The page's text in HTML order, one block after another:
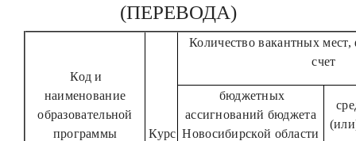
(ПЕРЕВОДА)
Код и
наименование
образовательной
программы
Курс
Количество вакантных
счет
бюджетных
ассигнований бюджета
Новосибирской области